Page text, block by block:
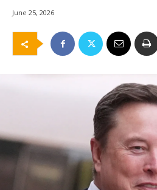
June 25, 2026